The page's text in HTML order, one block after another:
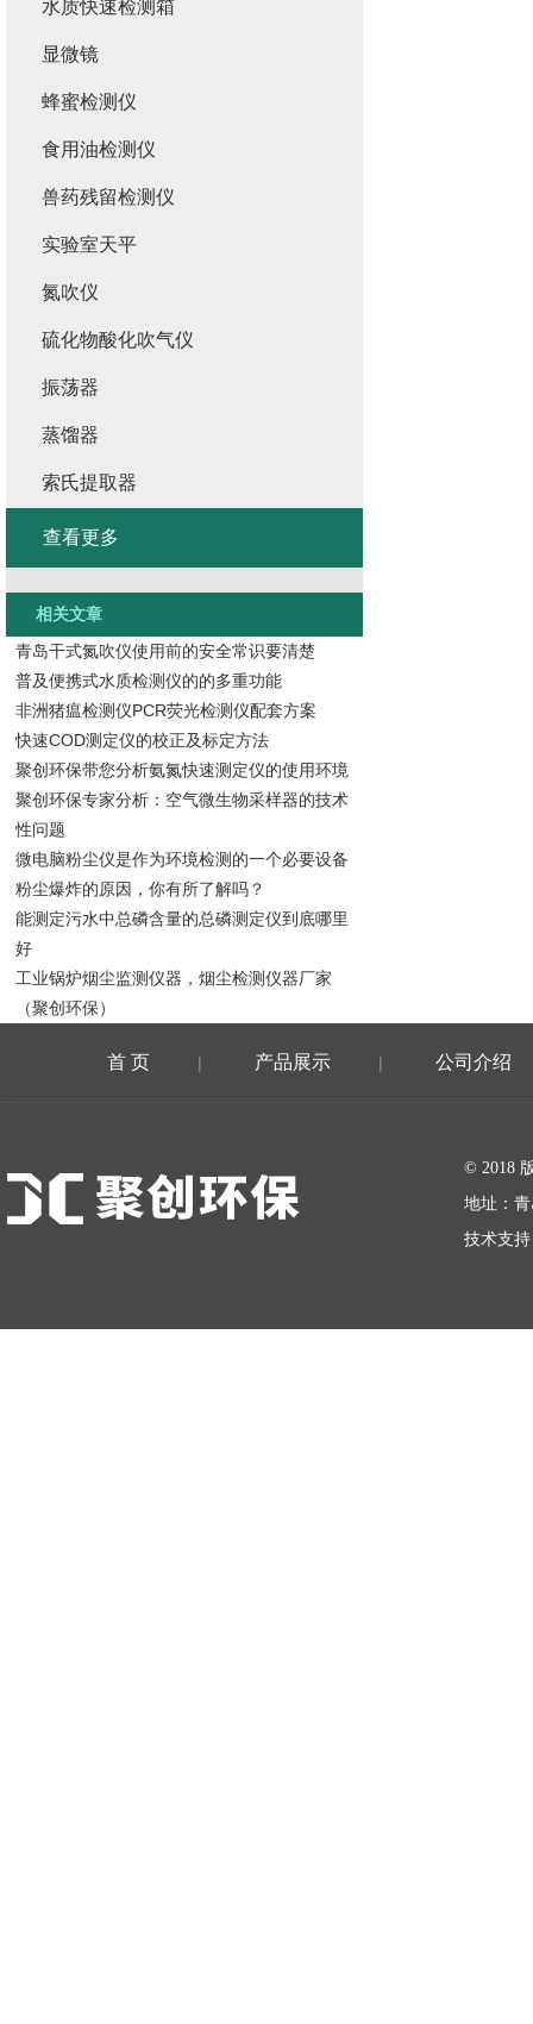
水质快速检测箱
显微镜
蜂蜜检测仪
食用油检测仪
兽药残留检测仪
实验室天平
氮吹仪
硫化物酸化吹气仪
振荡器
蒸馏器
索氏提取器
查看更多
相关文章
青岛干式氮吹仪使用前的安全常识要清楚
普及便携式水质检测仪的的多重功能
非洲猪瘟检测仪PCR荧光检测仪配套方案
快速COD测定仪的校正及标定方法
聚创环保带您分析氨氮快速测定仪的使用环境
聚创环保专家分析：空气微生物采样器的技术
性问题
微电脑粉尘仪是作为环境检测的一个必要设备
粉尘爆炸的原因，你有所了解吗？
能测定污水中总磷含量的总磷测定仪到底哪里
好
工业锅炉烟尘监测仪器，烟尘检测仪器厂家
（聚创环保）
首 页 | 产品展示 | 公司介绍
© 2018
地址：
技术支